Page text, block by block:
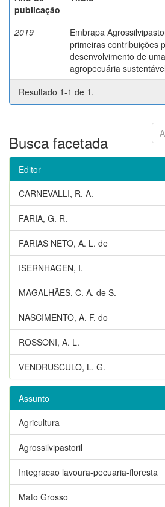
publicação
2019
Embrapa
primeiras contribuições
desenvolvimento de uma
agropecuária
Resultado 1-1 de 1.
Busca facetada
Editor
CARNEVALLI, R. A.
FARIA, G. R.
FARIAS NETO, A. L. de
ISERNHAGEN, I.
MAGALHÃES, C. A. de S.
NASCIMENTO, A. F. do
ROSSONI, A. L.
VENDRUSCULO, L. G.
Assunto
Agricultura
Agrossilvipastoril
Integracao lavoura-pecuaria-floresta
Mato Grosso